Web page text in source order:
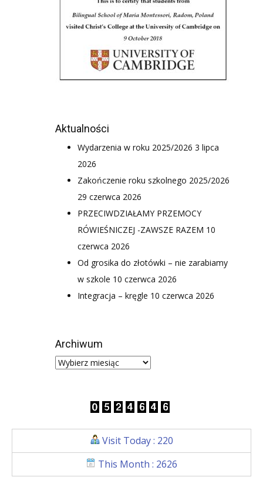
Aktualności
Wydarzenia w roku 2025/2026 3 lipca
2026
Zakończenie roku szkolnego 2025/2026
29 czerwca 2026
PRZECIWDZIAŁAMY PRZEMOCY
RÓWIEŚNICZEJ -ZAWSZE RAZEM 10
czerwca 2026
Od grosika do złotówki – nie zarabiamy
w szkole 10 czerwca 2026
Integracja – kręgle 10 czerwca 2026
Archiwum
Visit Today : 220
This Month : 2626